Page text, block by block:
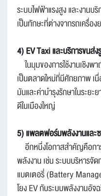
ระบบไฟฟ้าแรงสูง และงานบ
เป็นทักษะที่ต่างจากรถเครื่อ
4) EV Taxi และบริการขนส่ง
ในมุมของการใช้งานเชิง
เป็นตลาดใหม่ที่มีศักยภาพ เ
มันและค่าบำรุงรักษาในระยะ
ดีในเมืองใหญ่
5) แพลตฟอร์มพลังงานและ
อีกหนึ่งโอกาสสำคัญคือ
พลังงาน เช่น ระบบบริหารจั
แบตเตอรี่ (Battery
โยง EV กับระบบพลังงานอัจ